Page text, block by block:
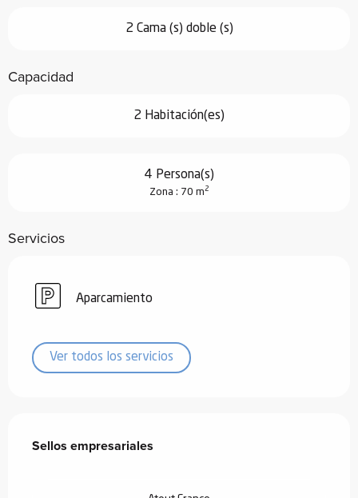
2 Cama (s) doble (s)
Capacidad
2 Habitación(es)
4 Persona(s)
Zona : 70 m 2
Servicios
Aparcamiento
Ver todos los servicios
Sellos empresariales
Sellos empresariales